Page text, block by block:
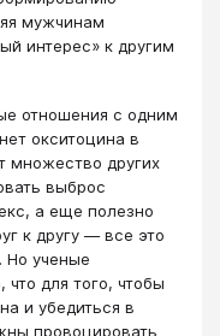
мужчинам
интерес» к другим
отношения с одним
окситоцина в
множество других
выброс
а еще полезно
к другу — все это
Но ученые
для того, чтобы
и убедиться в
провоцировать